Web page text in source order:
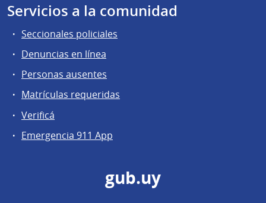
Servicios a la comunidad
Seccionales policiales
Denuncias en línea
Personas ausentes
Matrículas requeridas
Verificá
Emergencia 911 App
gub.uy